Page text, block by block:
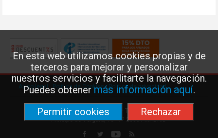
En esta web utilizamos cookies propias y de
terceros para mejorar y personalizar
nuestros servicios y facilitarte la navegación.
Puedes obtenermás información aquí.
Permitir cookies
Rechazar
Aviso legal·Política de Cookies·Política de privacidad
Federación de Enseñanza de USO · Teléfono: 91 577 41 13 ·
Príncipe de Vergara, 13 · 7º 28001 MADRID